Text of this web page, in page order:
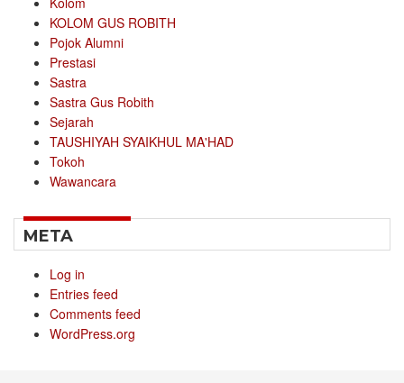
KOLOM GUS ROBITH
Pojok Alumni
Prestasi
Sastra
Sastra Gus Robith
Sejarah
TAUSHIYAH SYAIKHUL MA'HAD
Tokoh
Wawancara
META
Log in
Entries feed
Comments feed
WordPress.org